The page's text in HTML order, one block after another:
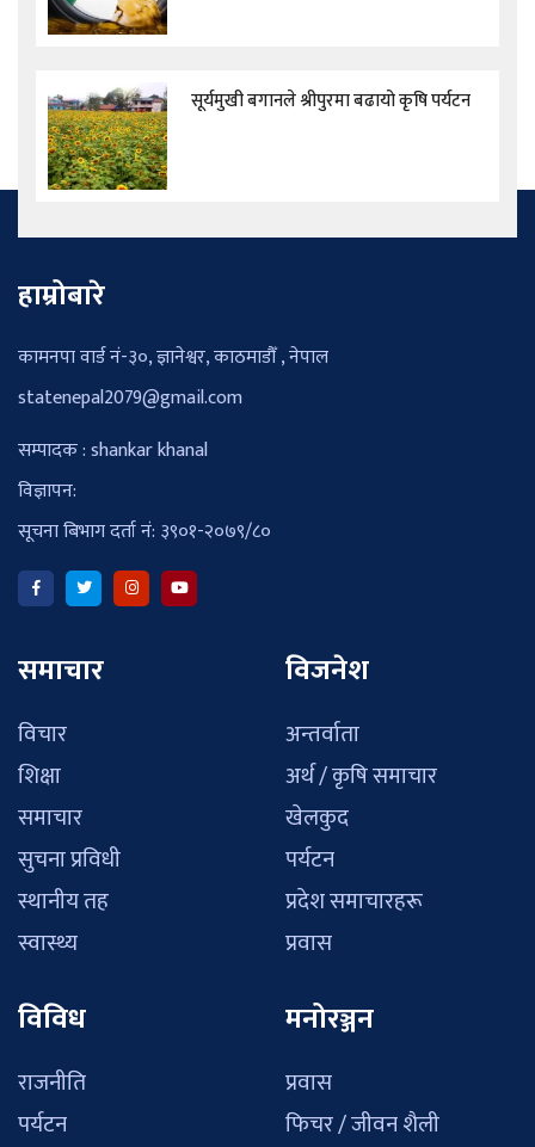
सूर्यमुखी बगानले श्रीपुरमा बढायो कृषि पर्यटन
हाम्रोबारे
कामनपा वार्ड नं-३०, ज्ञानेश्वर, काठमाडौँ , नेपाल
statenepal2079@gmail.com
सम्पादक : shankar khanal
विज्ञापन:
सूचना बिभाग दर्ता नं: ३९०१-२०७९/८०
समाचार
विचार
शिक्षा
समाचार
सुचना प्रविधी
स्थानीय तह
स्वास्थ्य
विजनेश
अन्तर्वाता
अर्थ / कृषि समाचार
खेलकुद
पर्यटन
प्रदेश समाचारहरू
प्रवास
विविध
राजनीति
पर्यटन
मनोरञ्जन
प्रवास
फिचर / जीवन शैली